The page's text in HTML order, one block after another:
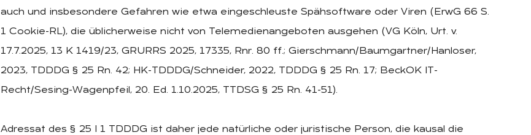
auch und insbesondere Gefahren wie etwa eingeschleuste Spähsoftware oder Viren (ErwG 66 S.
1 Cookie-RL), die üblicherweise nicht von Telemedienangeboten ausgehen (VG Köln, Urt. v.
17.7.2025, 13 K 1419/23, GRURRS 2025, 17335, Rnr. 80 ff.; Gierschmann/Baumgartner/Hanloser,
2023, TDDDG § 25 Rn. 42; HK-TDDDG/Schneider, 2022, TDDDG § 25 Rn. 17; BeckOK IT-
Recht/Sesing-Wagenpfeil, 20. Ed. 1.10.2025, TTDSG § 25 Rn. 41-51).
Adressat des § 25 I 1 TDDDG ist daher jede natürliche oder juristische Person, die kausal die